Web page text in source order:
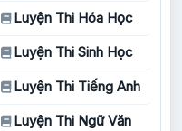
Luyện Thi Hóa Học
Luyện Thi Sinh Học
Luyện Thi Tiếng Anh
Luyện Thi Ngữ Văn